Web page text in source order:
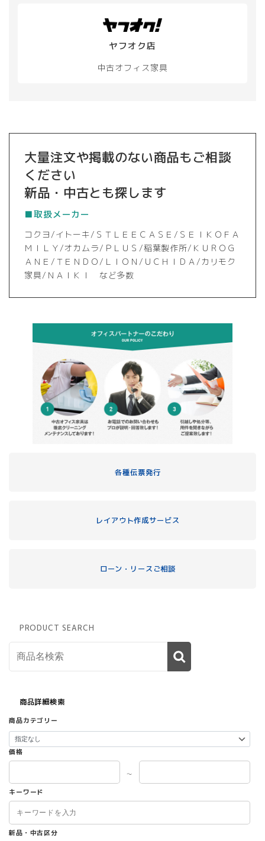
ヤフオク店
中古オフィス家具
大量注文や掲載のない商品もご相談
ください
新品・中古とも探します
■取扱メーカー
コクヨ/イトーキ/ＳＴＬＥＥＣＡＳＥ/ＳＥＩＫＯＦＡ
ＭＩＬＹ/オカムラ/ＰＬＵＳ/稲葉製作所/ＫＵＲＯＧ
ＡＮＥ/ＴＥＮＤＯ/ＬＩＯＮ/ＵＣＨＩＤＡ/カリモク
家具/ＮＡＩＫＩ など多数
各種伝票発行
レイアウト作成サービス
ローン・リースご相談
PRODUCT SEARCH
商品詳細検索
商品カテゴリー
価格
～
キーワード
新品・中古区分